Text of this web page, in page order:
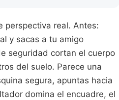
perspectiva real. Antes:
y sacas a tu amigo
seguridad cortan el cuerpo
del suelo. Parece una
segura, apuntas hacia
domina el encuadre, el